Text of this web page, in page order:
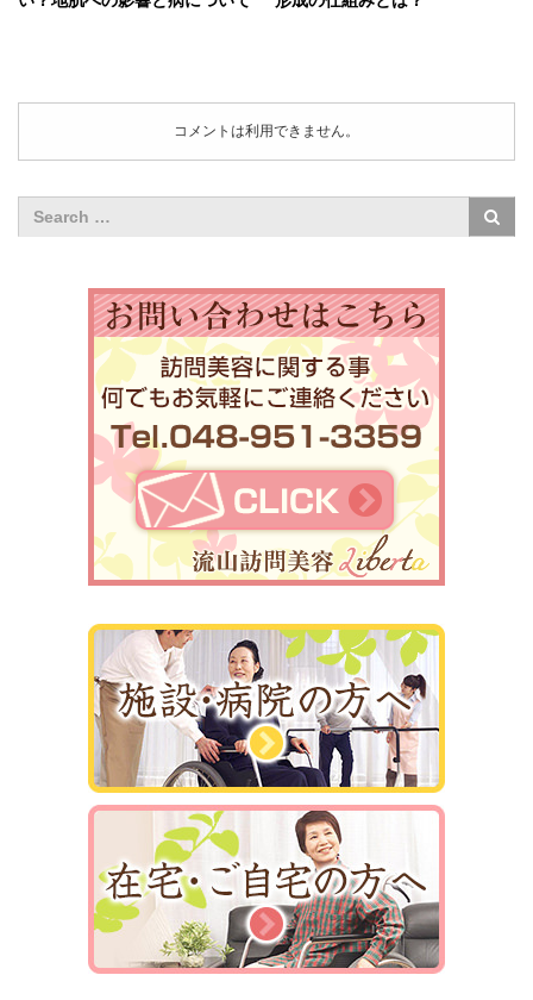
コメントは利用できません。